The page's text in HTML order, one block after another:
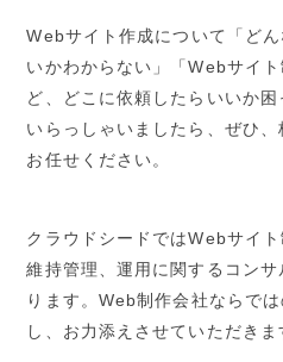
Webサイト作成について「ど
いかわからない」「Webサイ
ど、どこに依頼したらいいか
いらっしゃいましたら、ぜひ
お任せください。
クラウドシードではWebサイ
維持管理、運用に関するコン
ります。Web制作会社ならで
し、お力添えさせていただきま